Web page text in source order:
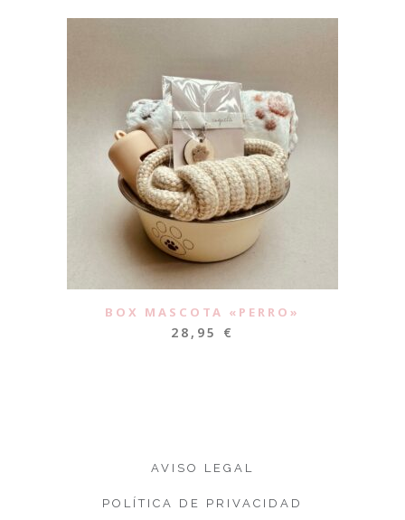
BOX MASCOTA «PERRO»
28,95 €
AVISO LEGAL
POLÍTICA DE PRIVACIDAD